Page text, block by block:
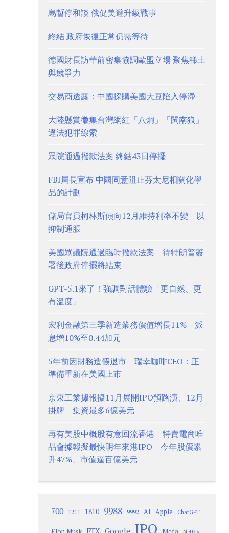
烏暫停和談 俄促美避升級戰事
終結 政府恢復正常仍需等待
德國財長訪華前密集協調歐盟立場 聚焦稀土
與競爭力
交易商透露：中國採購美國大豆陷入停滯
大陸懸賞徵集台灣網紅「八炯」「閩南狼」
違法犯罪線索
眾院通過撥款法案 終結43日停擺
FBI局長宣布 中國同意阻止芬太尼相關化學
品的計劃
儲局官員柯林斯傾向12月維持利率不變 以
抑制通脹
美國眾議院通過臨時撥款法案 待特朗普簽
署後政府停擺將結束
GPT-5.1來了！強調對話體驗「更自然、更
有溫度」
宏利金融第三季新造業務價值增長11% 派
息增10%至0.44加元
5年前因財務造假退市 瑞幸咖啡CEO：正
準備重新在美國上市
京東工業據報擬11月展開IPO預路演、12月
掛牌 集資最多6億美元
再有美股中概股有意回流香港 特賣電商唯
品會據報擬最快明年來港IPO 今年股價累
升47%、市值逼百億美元
700 1211 1810 9988 9992 AI Apple ChatGPT
IPO